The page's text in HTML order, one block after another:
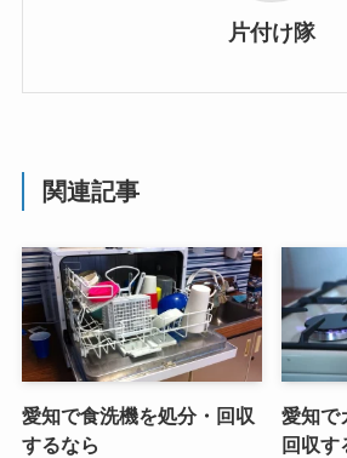
片付け隊
関連記事
愛知で食洗機を処分・回収
するなら
愛知で
回収す